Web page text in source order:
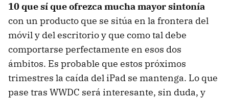
10 que sí que ofrezca mucha mayor sintonía
con un producto que se sitúa en la frontera del
móvil y del escritorio y que como tal debe
comportarse perfectamente en esos dos
ámbitos. Es probable que estos próximos
trimestres la caída del iPad se mantenga. Lo que
pase tras WWDC será interesante, sin duda, y